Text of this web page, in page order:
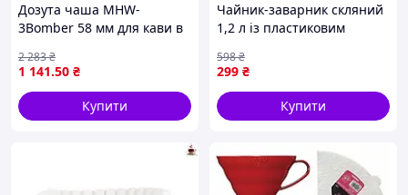
Дозута чаша MHW-
3Bomber 58 мм для кави в
для ідеального
приготування напою
1 141.50 ₴
2 283₴
Купити
Чайник-заварник скляний
1,2 л із пластиковим
трав'яних настоїв колір
асорті
299 ₴
598₴
Купити